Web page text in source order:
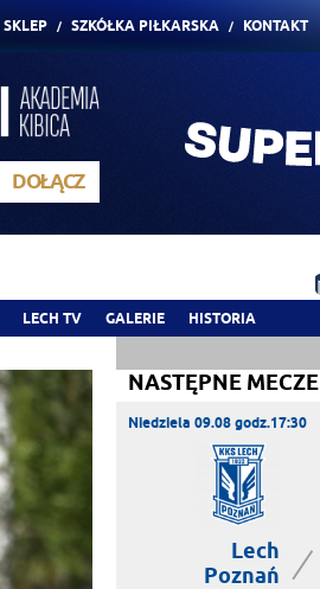
SKLEP SZKÓŁKA PIŁKARSKA KONTAKT
DOŁĄCZ
LECH TV GALERIE HISTORIA
NASTĘPNE MECZE
Niedziela 09.08 godz.17:30
Lech
Poznań
|